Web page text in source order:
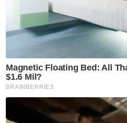
Analisis Sinar
Apabila
masuk asrama